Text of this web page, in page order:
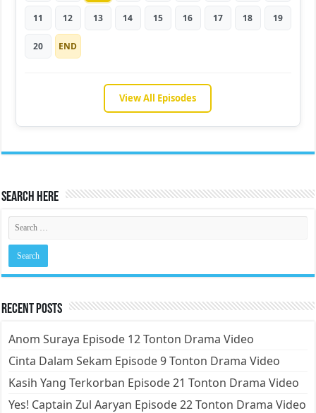
11 12 13 14 15 16 17 18 19
20 END
View All Episodes
Search Here
Recent Posts
Anom Suraya Episode 12 Tonton Drama Video
Cinta Dalam Sekam Episode 9 Tonton Drama Video
Kasih Yang Terkorban Episode 21 Tonton Drama Video
Yes! Captain Zul Aaryan Episode 22 Tonton Drama Video